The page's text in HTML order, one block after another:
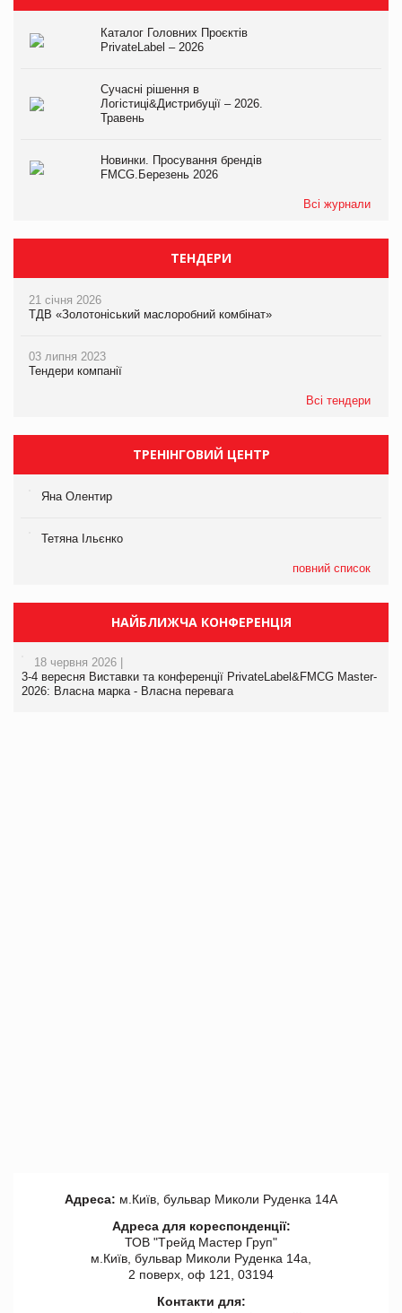
Каталог Головних Проєктів
PrivateLabel – 2026
Сучасні рішення в
Логістиці&Дистрибуції – 2026.
Травень
Новинки. Просування брендів
FMCG.Березень 2026
Всі журнали
ТЕНДЕРИ
21 січня 2026
ТДВ «Золотоніський маслоробний комбінат»
03 липня 2023
Тендери компанії
Всі тендери
ТРЕНІНГОВИЙ ЦЕНТР
Яна Олентир
Тетяна Ільєнко
повний список
НАЙБЛИЖЧА КОНФЕРЕНЦІЯ
18 червня 2026 |
3-4 вересня Виставки та конференції PrivateLabel&FMCG Master-
2026: Власна марка - Власна перевага
Адреса: м.Київ, бульвар Миколи Руденка 14А
Адреса для кореспонденції:
ТОВ "Tрейд Мастер Груп"
м.Київ, бульвар Миколи Руденка 14а,
2 поверх, оф 121, 03194
Контакти для: